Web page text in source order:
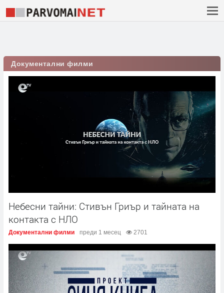
Документални филми
Небесни тайни: Стивън Гриър и тайната на
контакта с НЛО
Документални филми преди 1 месец 2701